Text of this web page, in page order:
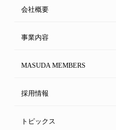
会社概要
事業内容
MASUDA MEMBERS
採用情報
トピックス